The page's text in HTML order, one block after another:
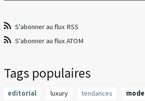
S'abonner au flux RSS
S'abonner au flux ATOM
Tags populaires
editorial luxury tendances mode